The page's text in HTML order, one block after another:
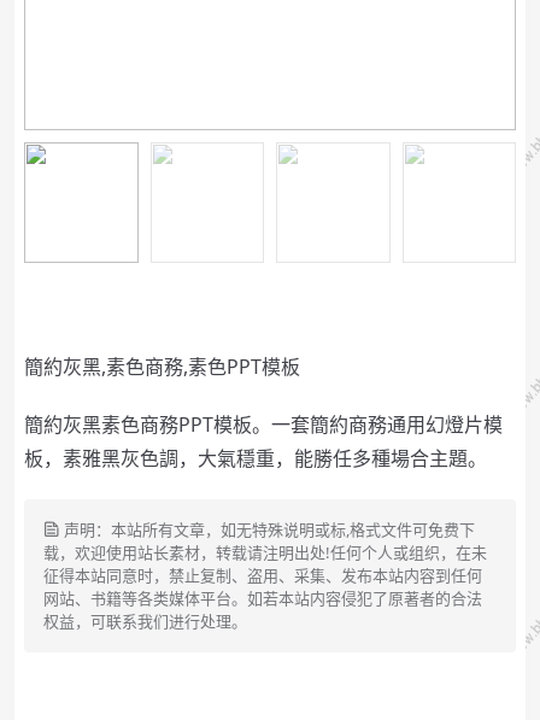
簡約灰黑,素色商務,素色PPT模板
簡約灰黑素色商務PPT模板。一套簡約商務通用幻燈片模
板，素雅黑灰色調，大氣穩重，能勝任多種場合主題。
声明：本站所有文章，如无特殊说明或标,格式文件可免费下
载，欢迎使用站长素材，转载请注明出处!任何个人或组织，在未
征得本站同意时，禁止复制、盗用、采集、发布本站内容到任何
网站、书籍等各类媒体平台。如若本站内容侵犯了原著者的合法
权益，可联系我们进行处理。